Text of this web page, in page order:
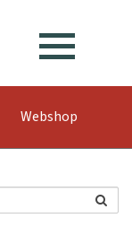
Webshop